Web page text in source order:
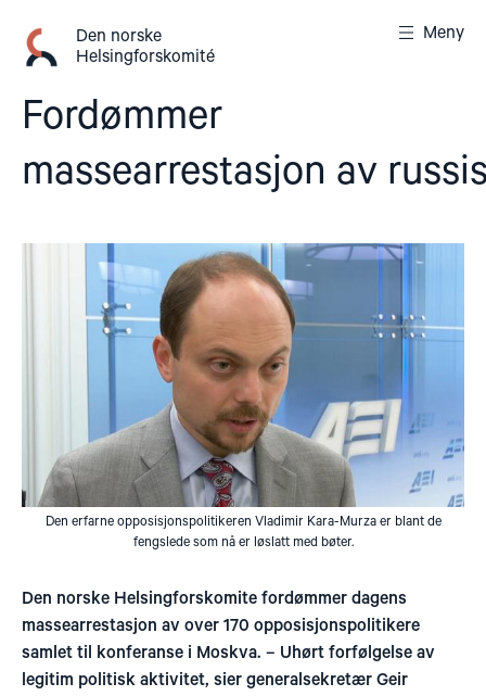
innhold
Den norske
Helsingforskomité
Meny
Fordømmer
massearrestasjon av
Den erfarne opposisjonspolitikeren Vladimir Kara-Murza er blant de
fengslede som nå er løslatt med bøter.
Den norske Helsingforskomite fordømmer dagens
massearrestasjon av over 170 opposisjonspolitikere
samlet til konferanse i Moskva. – Uhørt forfølgelse av
legitim politisk aktivitet, sier generalsekretær Geir